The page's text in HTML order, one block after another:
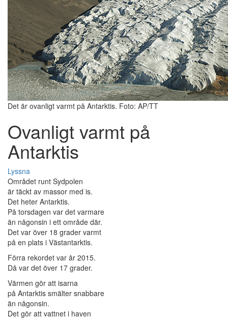
Det är ovanligt varmt på Antarktis. Foto: AP/TT
Ovanligt varmt på
Antarktis
Lyssna
Området runt Sydpolen
är täckt av massor med is.
Det heter Antarktis.
På torsdagen var det varmare
än någonsin i ett område där.
Det var över 18 grader varmt
på en plats i Västantarktis.
Förra rekordet var år 2015.
Då var det över 17 grader.
Värmen gör att isarna
på Antarktis smälter snabbare
än någonsin.
Det gör att vattnet i haven